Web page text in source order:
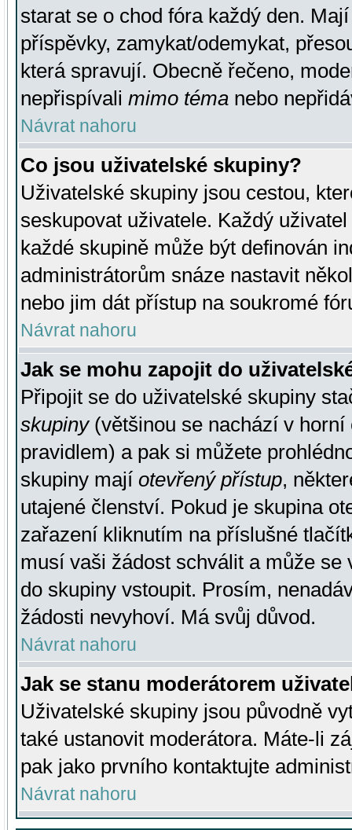
starat se o chod fóra každý den.
příspěvky, zamykat/odemykat,
která spravují. Obecně řečeno,
nepřispívali mimo téma nebo
Návrat nahoru
Co jsou uživatelské skupiny?
Uživatelské skupiny jsou cestou,
seskupovat uživatele. Každý
každé skupině může být definován
administrátorům snáze nastavit
nebo jim dát přístup na soukromé
Návrat nahoru
Jak se mohu zapojit do
Připojit se do uživatelské skupiny
skupiny(většinou se nachází v horní
pravidlem) a pak si můžete
skupiny mají otevřený přístup,
utajené členství. Pokud je skupina
zařazení kliknutím na příslušné
musí vaši žádost schválit a může se
do skupiny vstoupit. Prosím,
žádosti nevyhoví. Má svůj důvod.
Návrat nahoru
Jak se stanu moderátorem
Uživatelské skupiny jsou původně
také ustanovit moderátora. Máte-li
pak jako prvního kontaktujte
Návrat nahoru